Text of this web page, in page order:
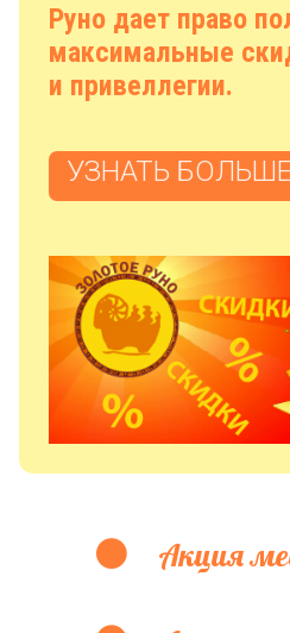
Руно дает право
максимальные
и привеллегии.
УЗНАТЬ
Акция